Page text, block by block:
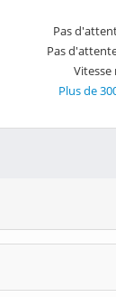
Pas
Pas
Plus de